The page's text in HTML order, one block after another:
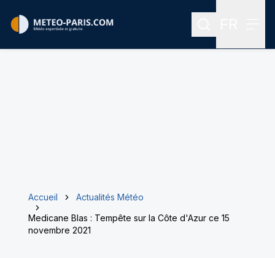
Rechercher
Accueil
Actualités Météo
Medicane Blas : Tempête sur la Côte d'Azur ce 15
novembre 2021